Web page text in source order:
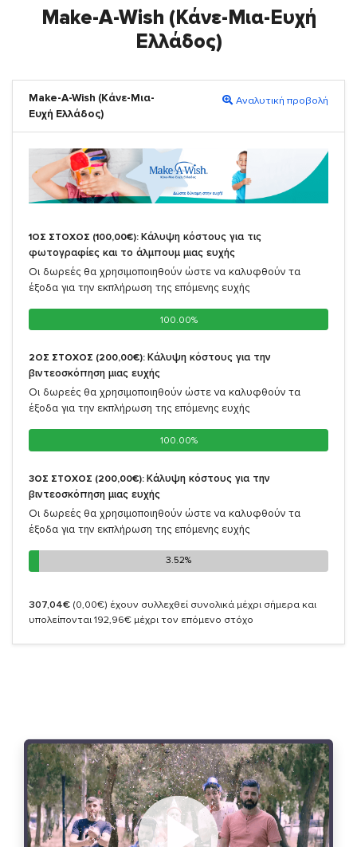
Make-A-Wish (Κάνε-Μια-Ευχή
Ελλάδος)
Make-A-Wish (Κάνε-Μια-
Ευχή Ελλάδος)
Αναλυτική προβολή
1ΟΣ ΣΤΟΧΟΣ (100,00€): Κάλυψη κόστους για τις
φωτογραφίες και το άλμπουμ μιας ευχής
Οι δωρεές θα χρησιμοποιηθούν ώστε να καλυφθούν τα
έξοδα για την εκπλήρωση της επόμενης ευχής
100.00%
100.00%
2ΟΣ ΣΤΟΧΟΣ (200,00€): Κάλυψη κόστους για την
βιντεοσκόπηση μιας ευχής
Οι δωρεές θα χρησιμοποιηθούν ώστε να καλυφθούν τα
έξοδα για την εκπλήρωση της επόμενης ευχής
100.00%
100.00%
3ΟΣ ΣΤΟΧΟΣ (200,00€): Κάλυψη κόστους για την
βιντεοσκόπηση μιας ευχής
Οι δωρεές θα χρησιμοποιηθούν ώστε να καλυφθούν τα
έξοδα για την εκπλήρωση της επόμενης ευχής
3.52%
3.52%
307,04€ (0,00€) έχουν συλλεχθεί συνολικά μέχρι σήμερα και
υπολείπονται 192,96€ μέχρι τον επόμενο στόχο